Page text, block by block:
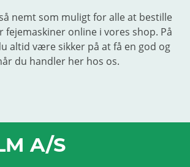
nemt som muligt for alle at bestille
fejemaskiner online i vores shop. På
altid være sikker på at få en god og
du handler her hos os.
A/S